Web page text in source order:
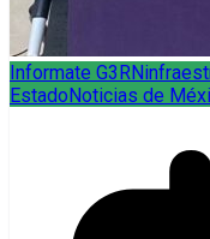
Informate G3RN
EstadoNoticias de